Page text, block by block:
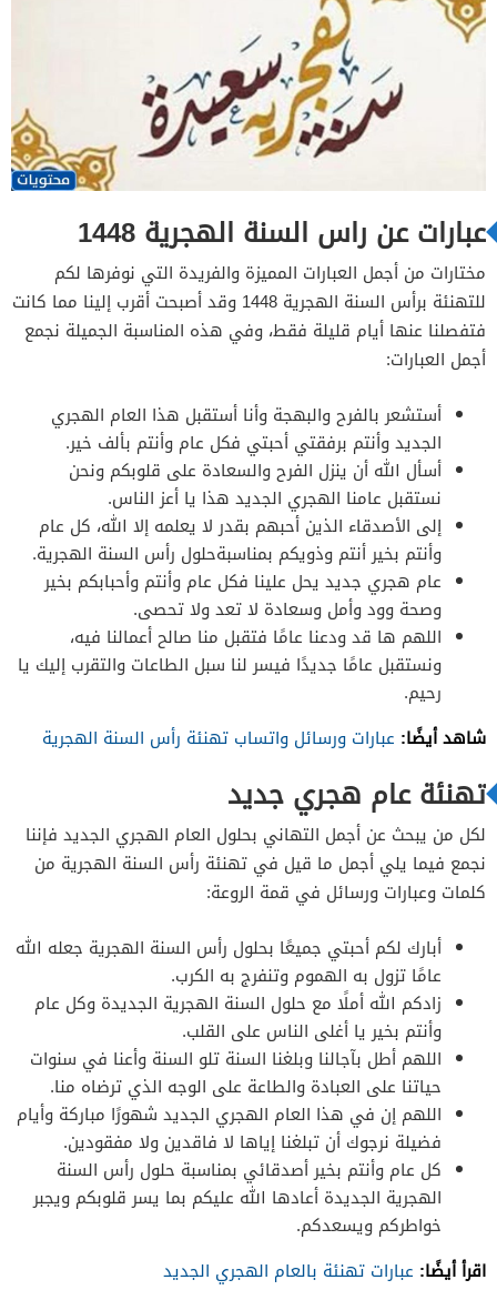
عبارات عن راس السنة الهجرية 1448
مختارات من أجمل العبارات المميزة والفريدة التي نوفرها لكم
للتهنئة برأس السنة الهجرية 1448 وقد أصبحت أقرب إلينا مما كانت
فتفصلنا عنها أيام قليلة فقط، وفي هذه المناسبة الجميلة نجمع
أجمل العبارات:
أستشعر بالفرح والبهجة وأنا أستقبل هذا العام الهجري
الجديد وأنتم برفقتي أحبتي فكل عام وأنتم بألف خير.
أسأل الله أن ينزل الفرح والسعادة على قلوبكم ونحن
نستقبل عامنا الهجري الجديد هذا يا أعز الناس.
إلى الأصدقاء الذين أحبهم بقدر لا يعلمه إلا الله، كل عام
وأنتم بخير أنتم وذويكم بمناسبةحلول رأس السنة الهجرية.
عام هجري جديد يحل علينا فكل عام وأنتم وأحبابكم بخير
وصحة وود وأمل وسعادة لا تعد ولا تحصى.
اللهم ها قد ودعنا عامًا فتقبل منا صالح أعمالنا فيه،
ونستقبل عامًا جديدًا فيسر لنا سبل الطاعات والتقرب إليك يا
رحيم.
شاهد أيضًا: عبارات ورسائل واتساب تهنئة رأس السنة الهجرية
تهنئة عام هجري جديد
لكل من يبحث عن أجمل التهاني بحلول العام الهجري الجديد فإننا
نجمع فيما يلي أجمل ما قيل في تهنئة رأس السنة الهجرية من
كلمات وعبارات ورسائل في قمة الروعة:
أبارك لكم أحبتي جميعًا بحلول رأس السنة الهجرية جعله الله
عامًا تزول به الهموم وتنفرج به الكرب.
زادكم الله أملًا مع حلول السنة الهجرية الجديدة وكل عام
وأنتم بخير يا أغلى الناس على القلب.
اللهم أطل بآجالنا وبلغنا السنة تلو السنة وأعنا في سنوات
حياتنا على العبادة والطاعة على الوجه الذي ترضاه منا.
اللهم إن في هذا العام الهجري الجديد شهورًا مباركة وأيام
فضيلة نرجوك أن تبلغنا إياها لا فاقدين ولا مفقودين.
كل عام وأنتم بخير أصدقائي بمناسبة حلول رأس السنة
الهجرية الجديدة أعادها الله عليكم بما يسر قلوبكم ويجبر
خواطركم ويسعدكم.
اقرأ أيضًا: عبارات تهنئة بالعام الهجري الجديد